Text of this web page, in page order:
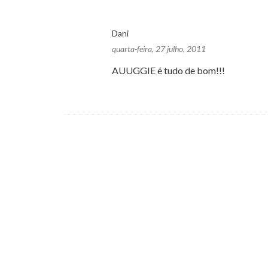
Dani
quarta-feira, 27 julho, 2011
AUUGGIE é tudo de bom!!!